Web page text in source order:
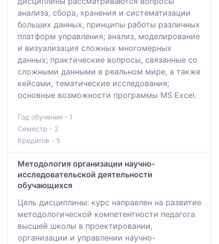
анализа, сбора, хранения и систематизации
больших данных, принципы работы различных
платформ управления; анализ, моделирование
и визуализация сложных многомерных
данных; практические вопросы, связанные со
сложными данными в реальном мире, а также
кейсами, тематические исследования;
основные возможности программы MS Excel.
Год обучения - 1
Семестр - 2
Кредитов - 5
Методология организации научно-
исследовательской деятельности
обучающихся
Цель дисциплины: курс направлен на развитие
методологической компетентности педагога
высшей школы в проектировании,
организации и управлении научно-